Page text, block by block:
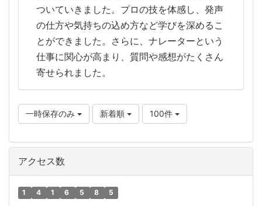
ついていきました。プロの技を体感し、発声
の仕方や気持ちの込め方など学びを深めるこ
とができました。さらに、ナレーターという
仕事に関心が高まり、質問や感想がたくさん
寄せられました。
一時保存のみ 新着順 100件
アクセス数
1 4 1 6 5 8 5